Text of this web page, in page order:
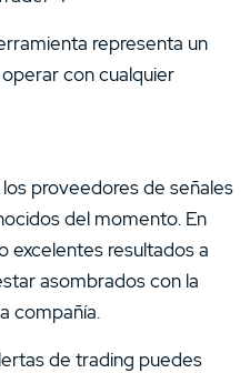
representa un
con cualquier
proveedores de señales
del momento. En
excelentes resultados a
asombrados con la
compañía.
de trading puedes